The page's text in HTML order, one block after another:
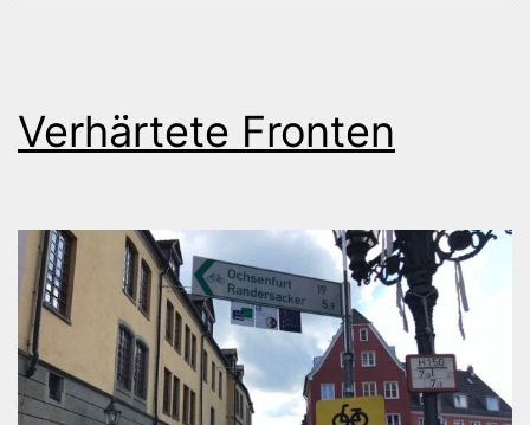
Verhärtete Fronten